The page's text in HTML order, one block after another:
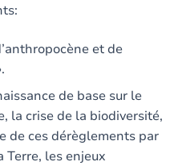
et de
de base sur le
la crise de la biodiversité,
de ces dérèglements par
les enjeux